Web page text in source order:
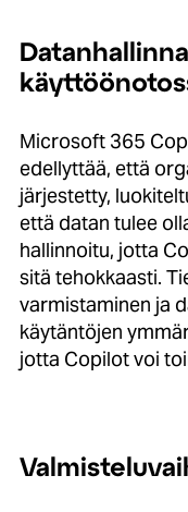
Microsoft 365
edellyttää, että
järjestetty,
että datan tulee
hallinnoitu, jotta
sitä tehokkaasti.
varmistaminen ja
käytäntöjen
jotta Copilot voi